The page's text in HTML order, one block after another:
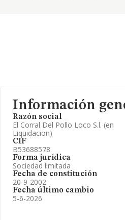
Información
Razón social
El Corral Del Pollo Loco S.l. (en
Liquidacion)
CIF
B53688578
Forma jurídica
Sociedad limitada
Fecha de constitución
20-9-2002
Fecha último cambio
5-6-2026